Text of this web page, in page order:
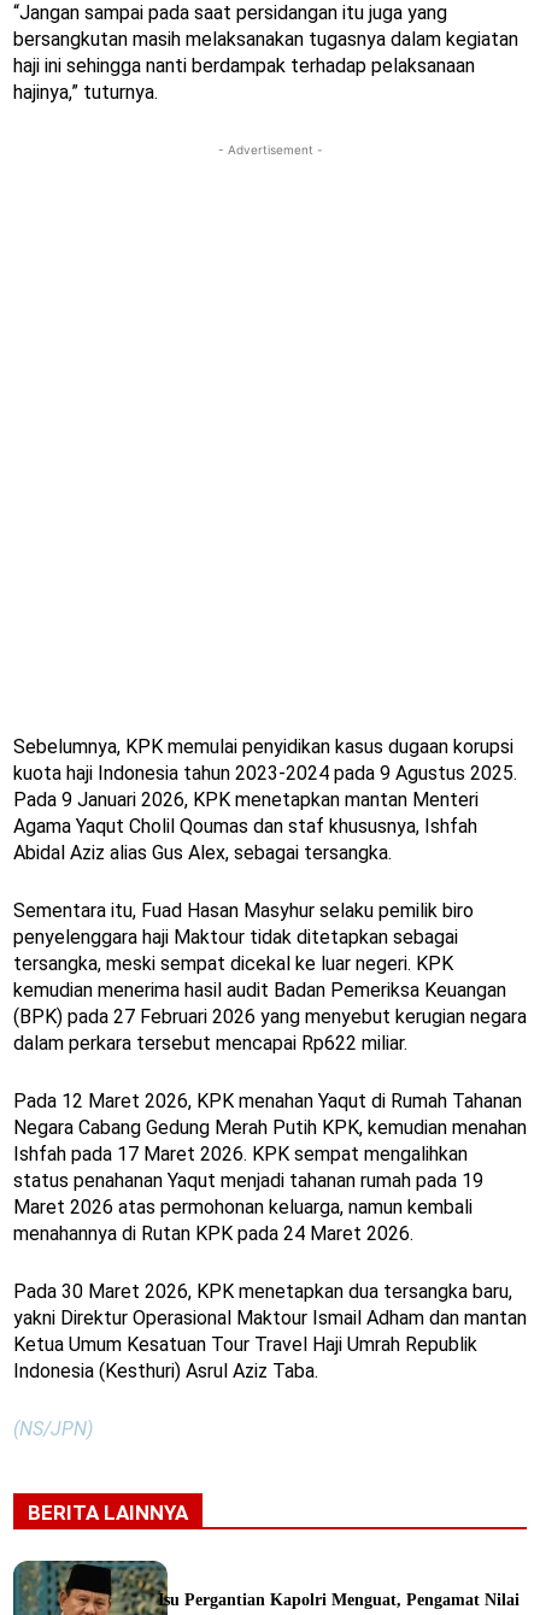
“Jangan sampai pada saat persidangan itu juga yang
bersangkutan masih melaksanakan tugasnya dalam kegiatan
haji ini sehingga nanti berdampak terhadap pelaksanaan
hajinya,” tuturnya.
- Advertisement -
Sebelumnya, KPK memulai penyidikan kasus dugaan korupsi
kuota haji Indonesia tahun 2023-2024 pada 9 Agustus 2025.
Pada 9 Januari 2026, KPK menetapkan mantan Menteri
Agama Yaqut Cholil Qoumas dan staf khususnya, Ishfah
Abidal Aziz alias Gus Alex, sebagai tersangka.
Sementara itu, Fuad Hasan Masyhur selaku pemilik biro
penyelenggara haji Maktour tidak ditetapkan sebagai
tersangka, meski sempat dicekal ke luar negeri. KPK
kemudian menerima hasil audit Badan Pemeriksa Keuangan
(BPK) pada 27 Februari 2026 yang menyebut kerugian negara
dalam perkara tersebut mencapai Rp622 miliar.
Pada 12 Maret 2026, KPK menahan Yaqut di Rumah Tahanan
Negara Cabang Gedung Merah Putih KPK, kemudian menahan
Ishfah pada 17 Maret 2026. KPK sempat mengalihkan
status penahanan Yaqut menjadi tahanan rumah pada 19
Maret 2026 atas permohonan keluarga, namun kembali
menahannya di Rutan KPK pada 24 Maret 2026.
Pada 30 Maret 2026, KPK menetapkan dua tersangka baru,
yakni Direktur Operasional Maktour Ismail Adham dan mantan
Ketua Umum Kesatuan Tour Travel Haji Umrah Republik
Indonesia (Kesthuri) Asrul Aziz Taba.
(NS/JPN)
BERITA LAINNYA
Isu Pergantian Kapolri Menguat, Pengamat Nilai